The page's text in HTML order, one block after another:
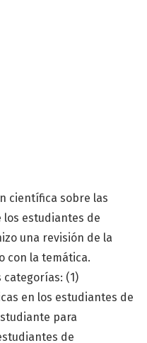
científica sobre las
los estudiantes de
una revisión de la
con la temática.
categorías: (1)
en los estudiantes de
para
de